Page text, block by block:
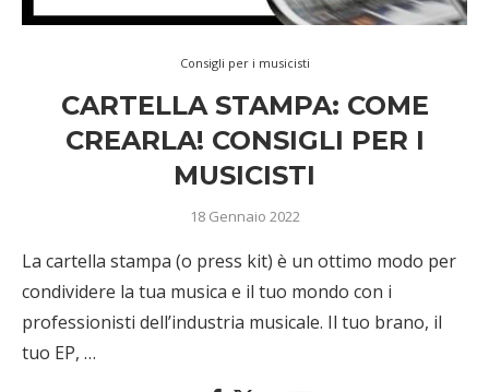
Consigli per i musicisti
CARTELLA STAMPA: COME
CREARLA! CONSIGLI PER I
MUSICISTI
18 Gennaio 2022
La cartella stampa (o press kit) è un ottimo modo per
condividere la tua musica e il tuo mondo con i
professionisti dell’industria musicale. Il tuo brano, il
tuo EP, …